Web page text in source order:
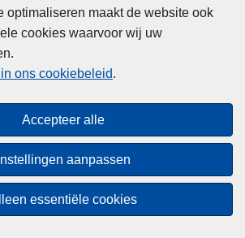
optimaliseren maakt de website ook
cookies waarvoor wij uw
ons cookiebeleid.
Accepteer alle
Instellingen aanpassen
essentiële cookies
Privacy
Toegankelijkheid
© 2026 Politie.be